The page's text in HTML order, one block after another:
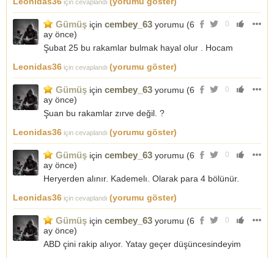
için cevaplandı
0
Gümüş için cembey_63 yorumu (6
ay önce)
Şubat 25 bu rakamlar bulmak hayal olur . Hocam
Leonidas36 için cevaplandı (yorumu göster)
0
Gümüş için cembey_63 yorumu (6
ay önce)
Şuan bu rakamlar zırve değil. ?
Leonidas36 için cevaplandı (yorumu göster)
0
Gümüş için cembey_63 yorumu (6
ay önce)
Heryerden alınır. Kademelı. Olarak para 4 bölünür.
Leonidas36 için cevaplandı (yorumu göster)
0
Gümüş için cembey_63 yorumu (6
ay önce)
ABD çini rakip alıyor. Yatay geçer düşüncesindeyim